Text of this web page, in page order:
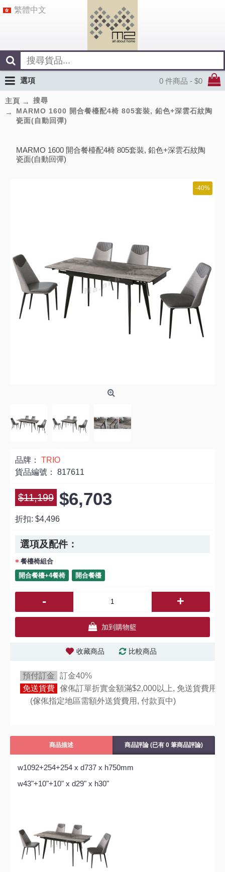
繁體中文
0 件商品 - $0
選項
主頁
搜尋
MARMO 1600 開合餐檯配4椅 805套裝, 鉛色+深雲石紋陶
瓷面(自動回彈)
MARMO 1600 開合餐檯配4椅 805套裝, 鉛色+深雲石紋陶
瓷面(自動回彈)
-40%
品牌： TRIO
貨品編號： 817611
$11,199 $6,703
折扣: $4,496
選項及配件：
餐檯椅組合
開合餐檯+4餐椅
開合餐檯
- +
加到購物籃
收藏商品 比較商品
預付訂金
訂金40%
免送貨費 傢俬訂單折實金額滿$2,000以上, 免送貨費用,
(傢俬指定地區需額外送貨費用, 付款頁中)
商品描述 商品評論 (已有 0 筆商品評論)
w1092+254+254 x d737 x h750mm
w43"+10"+10" x d29" x h30"